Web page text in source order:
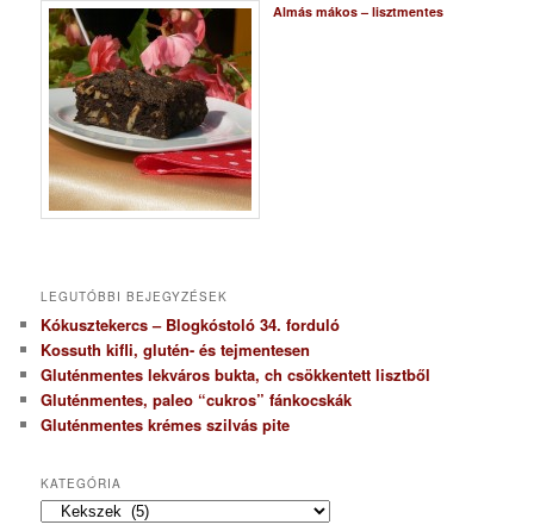
Almás mákos – lisztmentes
LEGUTÓBBI BEJEGYZÉSEK
Kókusztekercs – Blogkóstoló 34. forduló
Kossuth kifli, glutén- és tejmentesen
Gluténmentes lekváros bukta, ch csökkentett lisztből
Gluténmentes, paleo “cukros” fánkocskák
Gluténmentes krémes szilvás pite
KATEGÓRIA